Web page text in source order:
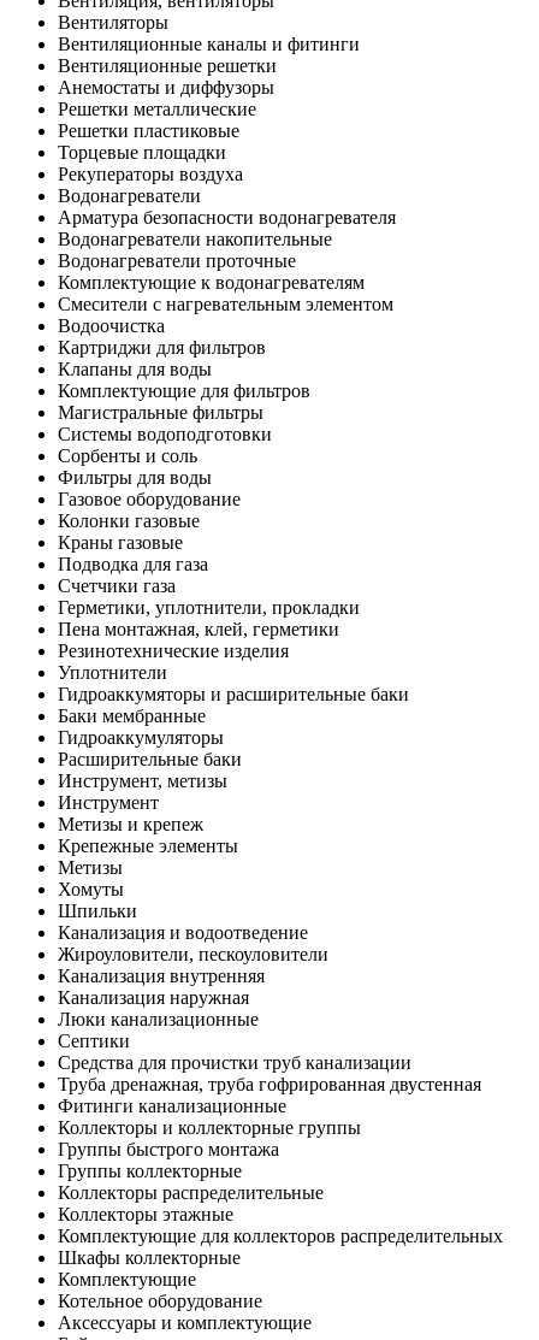
Вентиляторы
Вентиляционные каналы и фитинги
Вентиляционные решетки
Анемостаты и диффузоры
Решетки металлические
Решетки пластиковые
Торцевые площадки
Рекуператоры воздуха
Водонагреватели
Арматура безопасности водонагревателя
Водонагреватели накопительные
Водонагреватели проточные
Комплектующие к водонагревателям
Смесители с нагревательным элементом
Водоочистка
Картриджи для фильтров
Клапаны для воды
Комплектующие для фильтров
Магистральные фильтры
Системы водоподготовки
Сорбенты и соль
Фильтры для воды
Газовое оборудование
Колонки газовые
Краны газовые
Подводка для газа
Счетчики газа
Герметики, уплотнители, прокладки
Пена монтажная, клей, герметики
Резинотехнические изделия
Уплотнители
Гидроаккумяторы и расширительные баки
Баки мембранные
Гидроаккумуляторы
Расширительные баки
Инструмент, метизы
Инструмент
Метизы и крепеж
Крепежные элементы
Метизы
Хомуты
Шпильки
Канализация и водоотведение
Жироуловители, пескоуловители
Канализация внутренняя
Канализация наружная
Люки канализационные
Септики
Средства для прочистки труб канализации
Труба дренажная, труба гофрированная двустенная
Фитинги канализационные
Коллекторы и коллекторные группы
Группы быстрого монтажа
Группы коллекторные
Коллекторы распределительные
Коллекторы этажные
Комплектующие для коллекторов распределительных
Шкафы коллекторные
Комплектующие
Котельное оборудование
Аксессуары и комплектующие